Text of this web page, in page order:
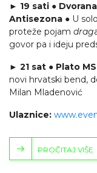
► 19 sati ●
Antisezona ● U
proteže pojam drag
govor pa i ideju
► 21 sat ● Plato
novi hrvatski bend,
Milan Mladenović
Ulaznice:
PROČITAJ VIŠE